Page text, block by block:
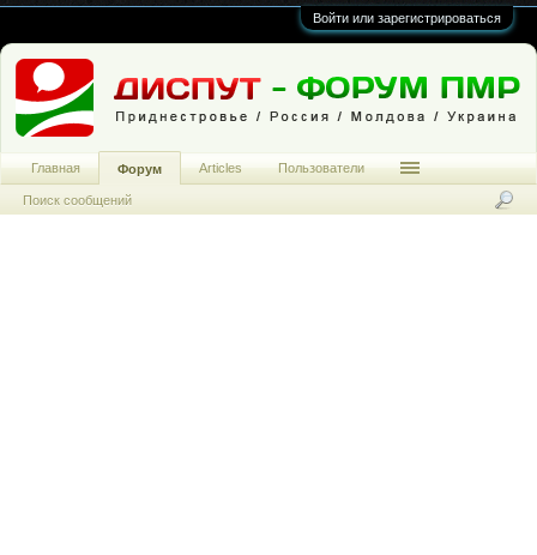
Войти или зарегистрироваться
Главная Форум
Поиск сообщений
Articles Пользователи